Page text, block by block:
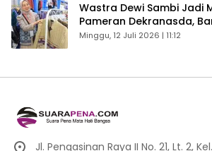
Wastra Dewi Sambi Jadi
Pameran Dekranasda,
Pengunjung
Minggu, 12 Juli 2026 | 11:12
Jl. Pengasinan Raya II No. 21, Lt. 2,